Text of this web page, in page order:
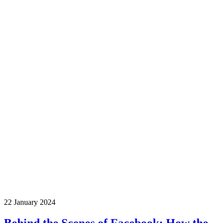
22 January 2024